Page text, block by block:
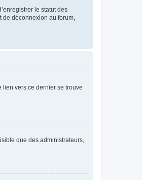
le statut des
déconnexion au forum,
lien vers ce dernier se trouve
que des administrateurs,